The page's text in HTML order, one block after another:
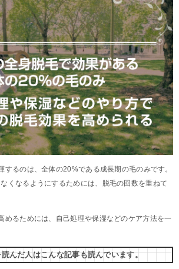
するのは、全体の20%である成長期の毛のみです。
くなるようにするためには、脱毛の回数を重ねて
めるためには、自己処理や保湿などのケア方法を一
んだ人はこんな記事も読んでいます。